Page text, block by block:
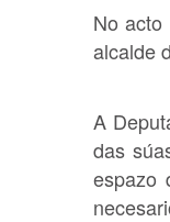
No
alcalde
A
das
espazo